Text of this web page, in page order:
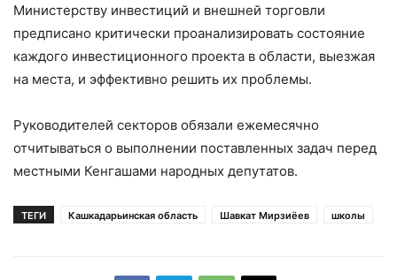
Министерству инвестиций и внешней торговли
предписано критически проанализировать состояние
каждого инвестиционного проекта в области, выезжая
на места, и эффективно решить их проблемы.
Руководителей секторов обязали ежемесячно
отчитываться о выполнении поставленных задач перед
местными Кенгашами народных депутатов.
ТЕГИ Кашкадарьинская область Шавкат Мирзиёев школы